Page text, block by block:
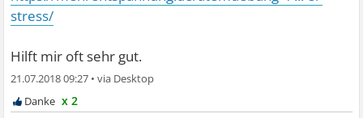
stress/
Hilft mir oft sehr gut.
21.07.2018 09:27 •
x 2